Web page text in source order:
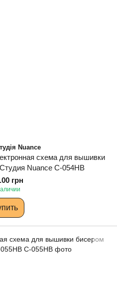
Nuance
схема для вышивки
Nuance С-054НВ
грн